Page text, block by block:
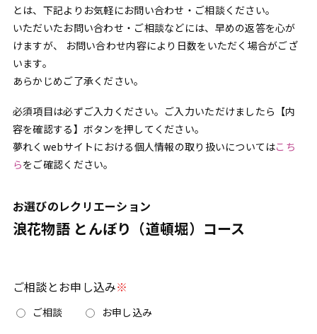
とは、下記よりお気軽にお問い合わせ・ご相談ください。
いただいたお問い合わせ・ご相談などには、早めの返答を心が
けますが、 お問い合わせ内容により日数をいただく場合がござ
います。
あらかじめご了承ください。
必須項目は必ずご入力ください。ご入力いただけましたら【内
容を確認する】ボタンを押してください。
夢れくwebサイトにおける個人情報の取り扱いについてはこち
らをご確認ください。
お選びのレクリエーション
浪花物語 とんぼり（道頓堀）コース
ご相談とお申し込み
ご相談 お申し込み